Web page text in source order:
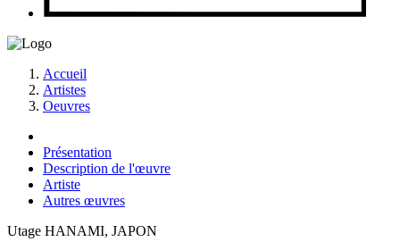
Accueil
Artistes
Oeuvres
Présentation
Description de l'œuvre
Artiste
Autres œuvres
Utage HANAMI, JAPON